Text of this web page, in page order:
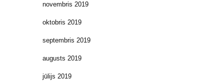
novembris 2019
oktobris 2019
septembris 2019
augusts 2019
jūlijs 2019